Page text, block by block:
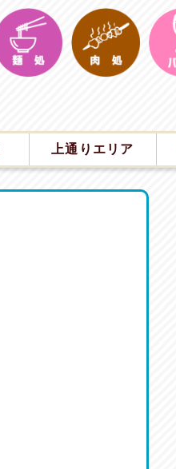
上通りエリア